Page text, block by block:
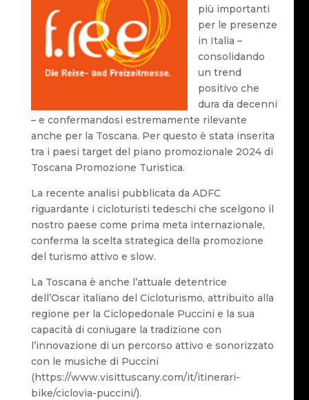
più importanti
per le presenze
in Italia –
consolidando
un trend
positivo che
dura da decenni
– e confermandosi estremamente rilevante
anche per la Toscana. Per questo è stata inserita
tra i paesi target del piano promozionale 2024 di
Toscana Promozione Turistica.
La recente analisi pubblicata da ADFC
riguardante i cicloturisti tedeschi che scelgono il
nostro paese come prima meta internazionale,
conferma la scelta strategica della promozione
del turismo attivo e slow.
La Toscana è anche l’attuale detentrice
dell’Oscar italiano del Cicloturismo, attribuito alla
regione per la Ciclopedonale Puccini e la sua
capacità di coniugare la tradizione con
l’innovazione di un percorso attivo e sonorizzato
con le musiche di Puccini
(https://www.visittuscany.com/it/itinerari-
bike/ciclovia-puccini/).